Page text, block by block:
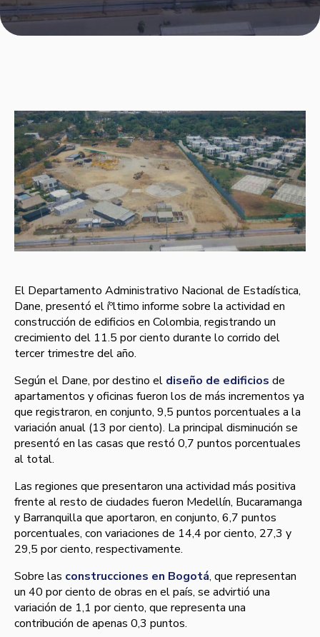
El Departamento Administrativo Nacional de Estadí­stica,
Dane, presentó el íºltimo informe sobre la actividad en
construcción de edificios en Colombia, registrando un
crecimiento del 11.5 por ciento durante lo corrido del
tercer trimestre del año.
Según el Dane, por destino el diseño de edificios de
apartamentos y oficinas fueron los de más incrementos ya
que registraron, en conjunto, 9,5 puntos porcentuales a la
variación anual (13 por ciento). La principal disminución se
presentó en las casas que restó 0,7 puntos porcentuales
al total.
Las regiones que presentaron una actividad más positiva
frente al resto de ciudades fueron Medellí­n, Bucaramanga
y Barranquilla que aportaron, en conjunto, 6,7 puntos
porcentuales, con variaciones de 14,4 por ciento, 27,3 y
29,5 por ciento, respectivamente.
Sobre las construcciones en Bogotá, que representan
un 40 por ciento de obras en el paí­s, se advirtió una
variación de 1,1 por ciento, que representa una
contribución de apenas 0,3 puntos.